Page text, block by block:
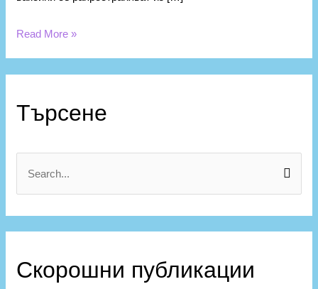
Read More »
Търсене
e
a
c
Скорошни публикации
а
и